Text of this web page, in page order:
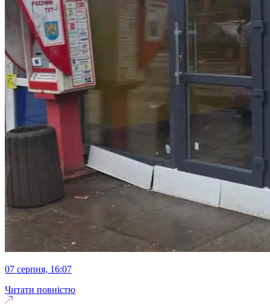
07 серпня, 16:07
Читати повністю